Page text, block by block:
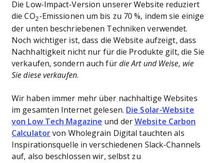
Die Low-Impact-Version unserer Website reduziert
die CO2-Emissionen um bis zu 70 %, indem sie einige
der unten beschriebenen Techniken verwendet.
Noch wichtiger ist, dass die Website aufzeigt, dass
Nachhaltigkeit nicht nur für die Produkte gilt, die Sie
verkaufen, sondern auch für die Art und Weise, wie
Sie diese verkaufen.
Wir haben immer mehr über nachhaltige Websites
im gesamten Internet gelesen. Die Solar-Website
von Low Tech Magazine und derWebsite Carbon
Calculator von Wholegrain Digital tauchten als
Inspirationsquelle in verschiedenen Slack-Channels
auf, also beschlossen wir, selbst zu